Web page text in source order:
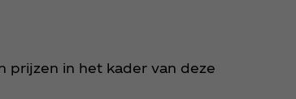
prijzen in het kader van deze